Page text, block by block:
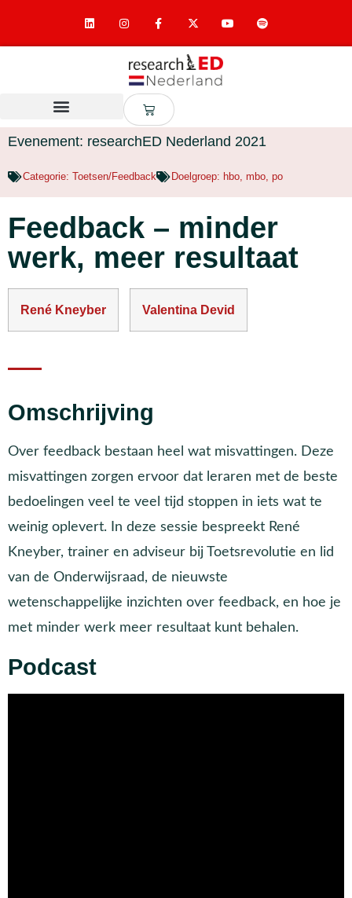
Evenement: researchED Nederland 2021
Categorie: Toetsen/Feedback Doelgroep: hbo mbo po
Feedback – minder
werk, meer resultaat
René Kneyber Valentina Devid
Omschrijving
Over feedback bestaan heel wat misvattingen. Deze
misvattingen zorgen ervoor dat leraren met de beste
bedoelingen veel te veel tijd stoppen in iets wat te
weinig oplevert. In deze sessie bespreekt René
Kneyber, trainer en adviseur bij Toetsrevolutie en lid
van de Onderwijsraad, de nieuwste
wetenschappelijke inzichten over feedback, en hoe je
met minder werk meer resultaat kunt behalen.
Podcast